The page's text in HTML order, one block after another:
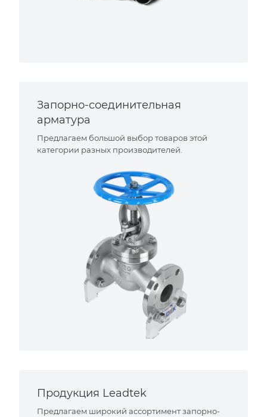
Запорно-соединительная
арматура
Предлагаем большой выбор товаров этой
категории разных производителей.
Продукция Leadtek
Предлагаем широкий ассортимент запорно-